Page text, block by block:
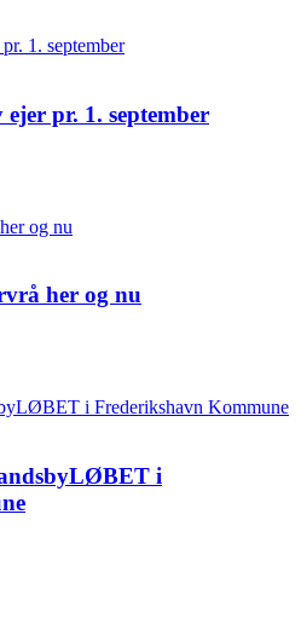
pr. 1. september
her og nu
i